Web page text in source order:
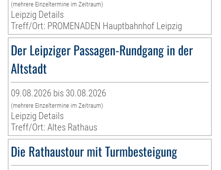
(mehrere Einzeltermine im Zeitraum)
Leipzig Details
Treff/Ort: PROMENADEN Hauptbahnhof Leipzig
Der Leipziger Passagen-Rundgang in der
Altstadt
09.08.2026 bis 30.08.2026
(mehrere Einzeltermine im Zeitraum)
Leipzig Details
Treff/Ort: Altes Rathaus
Die Rathaustour mit Turmbesteigung